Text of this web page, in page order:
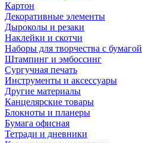
Картон
Декоративные элементы
Дыроколы и резаки
Наклейки и скотчи
Наборы для творчества с бумагой
Штампинг и эмбоссинг
Сургучная печать
Инструменты и аксессуары
Другие материалы
Канцелярские товары
Блокноты и планеры
Бумага офисная
Тетради и дневники